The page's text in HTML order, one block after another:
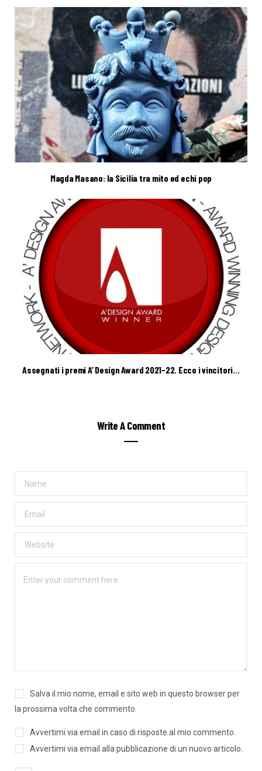
Magda Masano: la Sicilia tra mito ed echi pop
Assegnati i premi A’ Design Award 2021-22. Ecco i vincitori…
Write A Comment
Salva il mio nome, email e sito web in questo browser per
la prossima volta che commento.
Avvertimi via email in caso di risposte al mio commento.
Avvertimi via email alla pubblicazione di un nuovo articolo.